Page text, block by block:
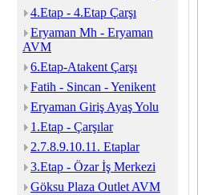
4.Etap - 4.Etap Çarşı
Eryaman Mh - Eryaman
AVM
6.Etap-Atakent Çarşı
Fatih - Sincan - Yenikent
Eryaman Giriş Ayaş Yolu
1.Etap - Çarşılar
2.7.8.9.10.11. Etaplar
3.Etap - Özar İş Merkezi
Göksu Plaza Outlet AVM